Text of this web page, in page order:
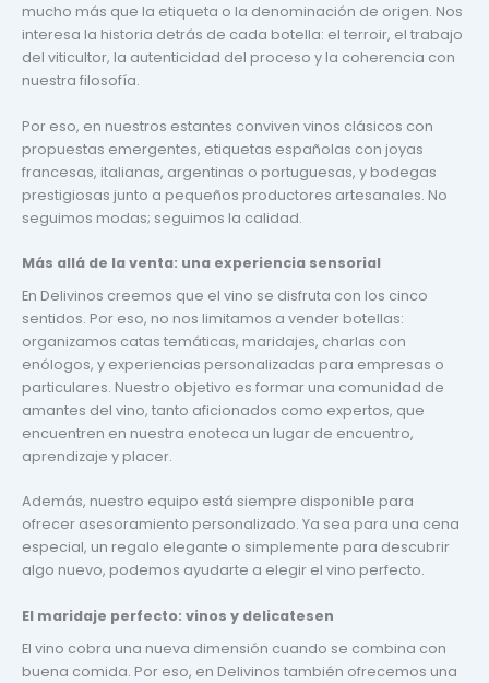
mucho más que la etiqueta o la denominación de origen. Nos
interesa la historia detrás de cada botella: el terroir, el trabajo
del viticultor, la autenticidad del proceso y la coherencia con
nuestra filosofía.
Por eso, en nuestros estantes conviven vinos clásicos con
propuestas emergentes, etiquetas españolas con joyas
francesas, italianas, argentinas o portuguesas, y bodegas
prestigiosas junto a pequeños productores artesanales. No
seguimos modas; seguimos la calidad.
Más allá de la venta: una experiencia sensorial
En Delivinos creemos que el vino se disfruta con los cinco
sentidos. Por eso, no nos limitamos a vender botellas:
organizamos catas temáticas, maridajes, charlas con
enólogos, y experiencias personalizadas para empresas o
particulares. Nuestro objetivo es formar una comunidad de
amantes del vino, tanto aficionados como expertos, que
encuentren en nuestra enoteca un lugar de encuentro,
aprendizaje y placer.
Además, nuestro equipo está siempre disponible para
ofrecer asesoramiento personalizado. Ya sea para una cena
especial, un regalo elegante o simplemente para descubrir
algo nuevo, podemos ayudarte a elegir el vino perfecto.
El maridaje perfecto: vinos y delicatesen
El vino cobra una nueva dimensión cuando se combina con
buena comida. Por eso, en Delivinos también ofrecemos una